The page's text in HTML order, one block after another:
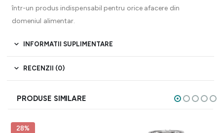
într-un produs indispensabil pentru orice afacere din
domeniul alimentar.
INFORMATII SUPLIMENTARE
RECENZII (0)
PRODUSE SIMILARE
28%